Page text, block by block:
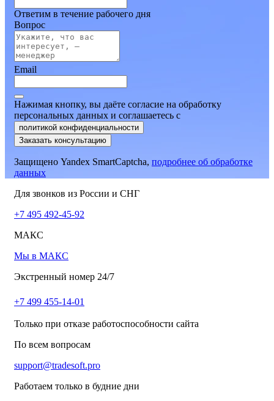
Ответим в течение рабочего дня
Вопрос
Email
Нажимая кнопку, вы даёте согласие на обработку
персональных данных и соглашаетесь c
политикой конфиденциальности
Заказать консультацию
Защищено Yandex SmartCaptcha, подробнее об обработке
данных
Для звонков из России и СНГ
+7 495 492-45-92
МАКС
Мы в МАКС
Экстренный номер 24/7
+7 499 455-14-01
Только при отказе работоспособности сайта
По всем вопросам
support@tradesoft.pro
Работаем только в будние дни